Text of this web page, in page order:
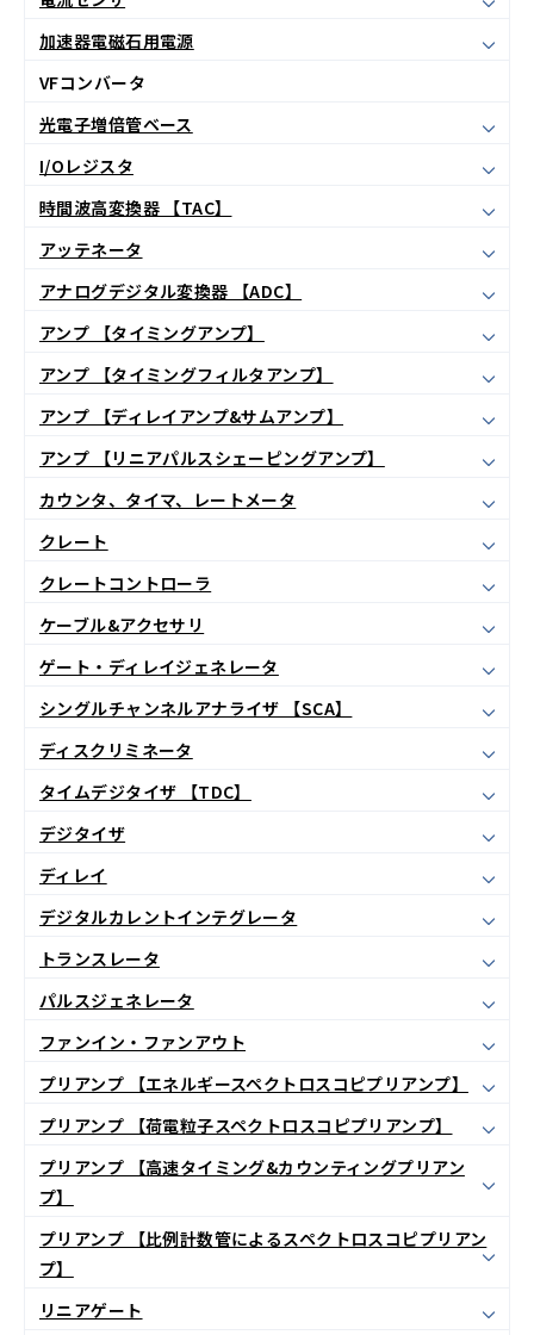
加速器電磁石用電源
VFコンバータ
光電子増倍管ベース
I/Oレジスタ
時間波高変換器 【TAC】
アッテネータ
アナログデジタル変換器 【ADC】
アンプ 【タイミングアンプ】
アンプ 【タイミングフィルタアンプ】
アンプ 【ディレイアンプ&サムアンプ】
アンプ 【リニアパルスシェーピングアンプ】
カウンタ、タイマ、レートメータ
クレート
クレートコントローラ
ケーブル&アクセサリ
ゲート・ディレイジェネレータ
シングルチャンネルアナライザ 【SCA】
ディスクリミネータ
タイムデジタイザ 【TDC】
デジタイザ
ディレイ
デジタルカレントインテグレータ
トランスレータ
パルスジェネレータ
ファンイン・ファンアウト
プリアンプ 【エネルギースペクトロスコピプリアンプ】
プリアンプ 【荷電粒子スペクトロスコピプリアンプ】
プリアンプ 【高速タイミング&カウンティングプリアン
プ】
プリアンプ 【比例計数管によるスペクトロスコピプリアン
プ】
リニアゲート